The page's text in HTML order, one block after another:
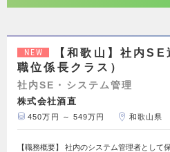
NEW
【和歌山】社内
職位係長クラス）
社内SE・システム管理
株式会社酒直
450万円 ～ 549万円 和歌山県
【職務概要】 社内のシステム管理者として